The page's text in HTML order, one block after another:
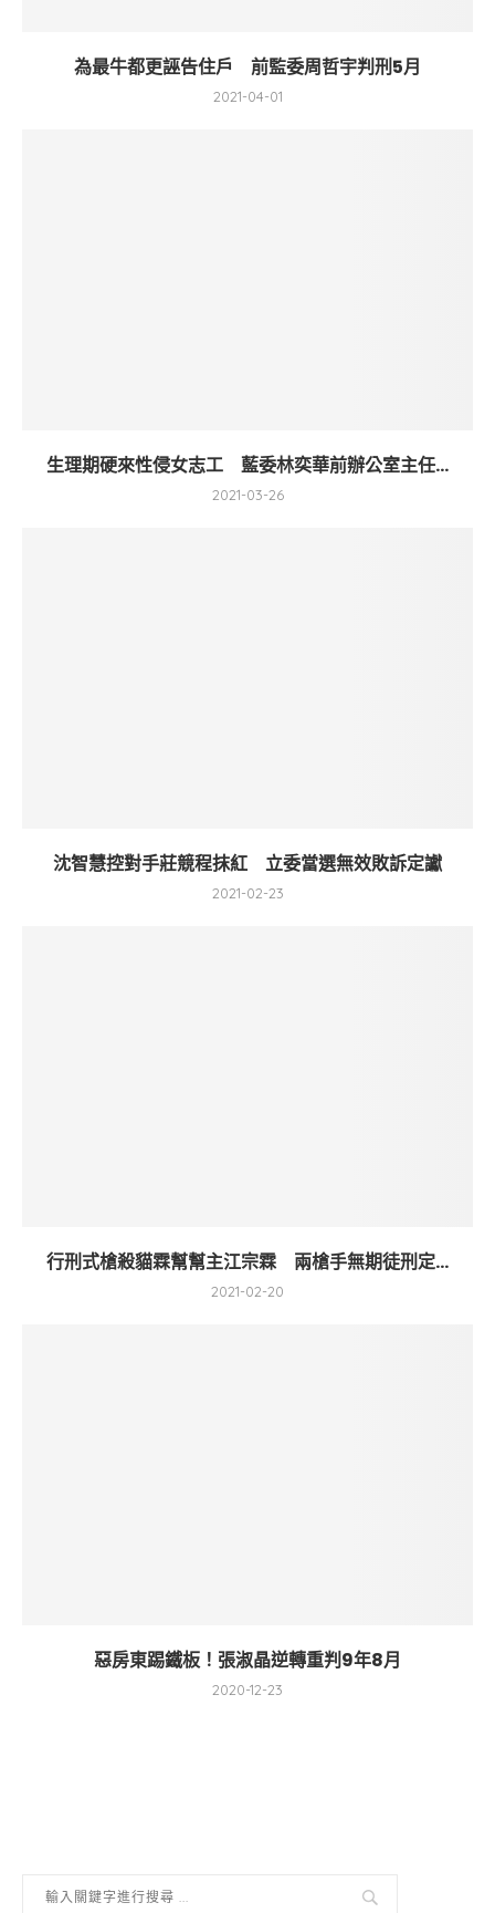
為最牛都更誣告住戶 前監委周哲宇判刑5月
2021-04-01
生理期硬來性侵女志工 藍委林奕華前辦公室主任...
2021-03-26
沈智慧控對手莊競程抹紅 立委當選無效敗訴定讞
2021-02-23
行刑式槍殺貓霖幫幫主江宗霖 兩槍手無期徒刑定...
2021-02-20
惡房東踢鐵板！張淑晶逆轉重判9年8月
2020-12-23